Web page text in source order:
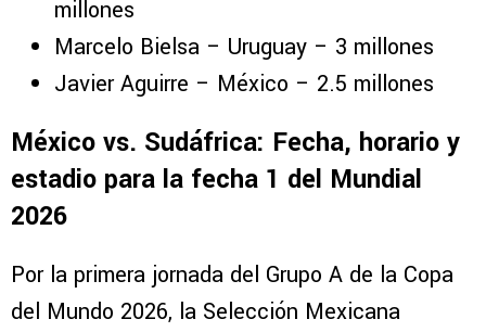
millones
Marcelo Bielsa – Uruguay – 3 millones
Javier Aguirre – México – 2.5 millones
México vs. Sudáfrica: Fecha, horario y
estadio para la fecha 1 del Mundial
2026
Por la primera jornada del Grupo A de la Copa
del Mundo 2026, la Selección Mexicana